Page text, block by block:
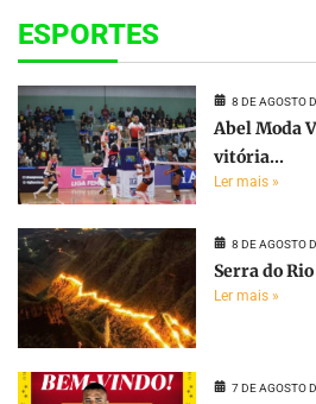
ESPORTES
8 DE AGOSTO
Abel Moda
vitória...
Ler mais »
8 DE AGOSTO
Serra do
Ler mais »
7 DE AGOSTO